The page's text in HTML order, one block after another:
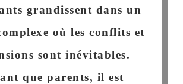
grandissent dans un
où lesconflits et
sont inévitables.
que parents, il est